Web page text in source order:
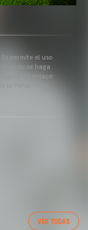
permite el uso
se haga
enlace:
la Peña, no se
VER TODAS
04/03/26